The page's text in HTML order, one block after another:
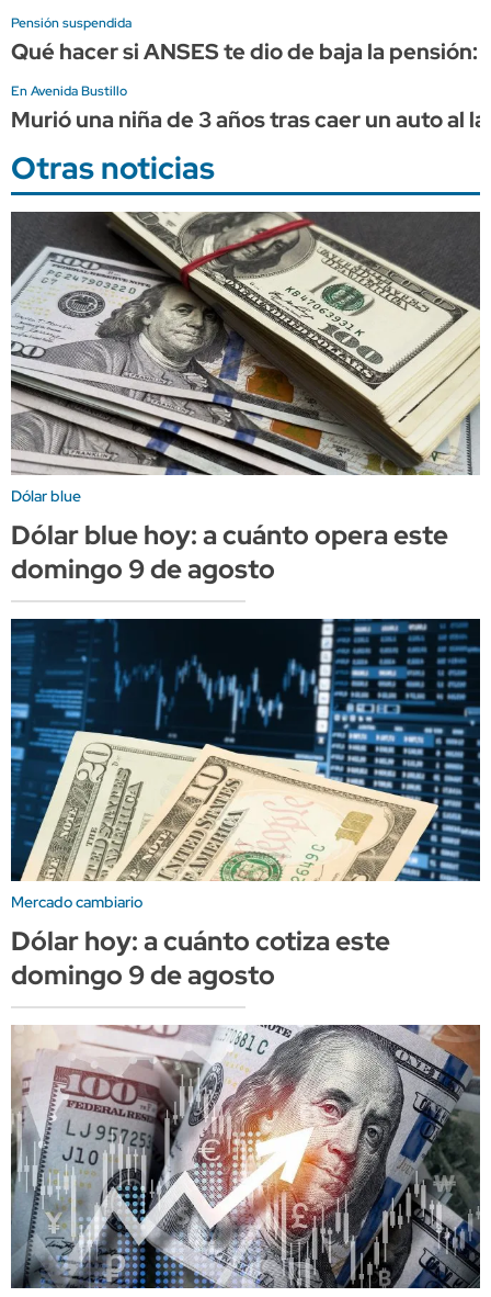
Pensión suspendida
Qué hacer si ANSES te dio de baja la pensión:
En Avenida Bustillo
Murió una niña de 3 años tras caer un auto al
Otras noticias
Dólar blue
Dólar blue hoy: a cuánto opera este
domingo 9 de agosto
Mercado cambiario
Dólar hoy: a cuánto cotiza este
domingo 9 de agosto